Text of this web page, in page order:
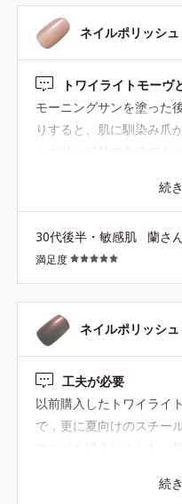
ネイルポリッシ
トワイライトモーヴ
モーニングサンを塗った
りすると、肌に馴染み爪
ングサン以外の色味でも
ワイライトモーヴがなく
続
30代後半・敏感肌 蘭さ
満足度
ネイルポリッシ
工夫が必要
以前購入したトワイライ
で，更に夏向けのスチー
た・・・単色では私の肌
続